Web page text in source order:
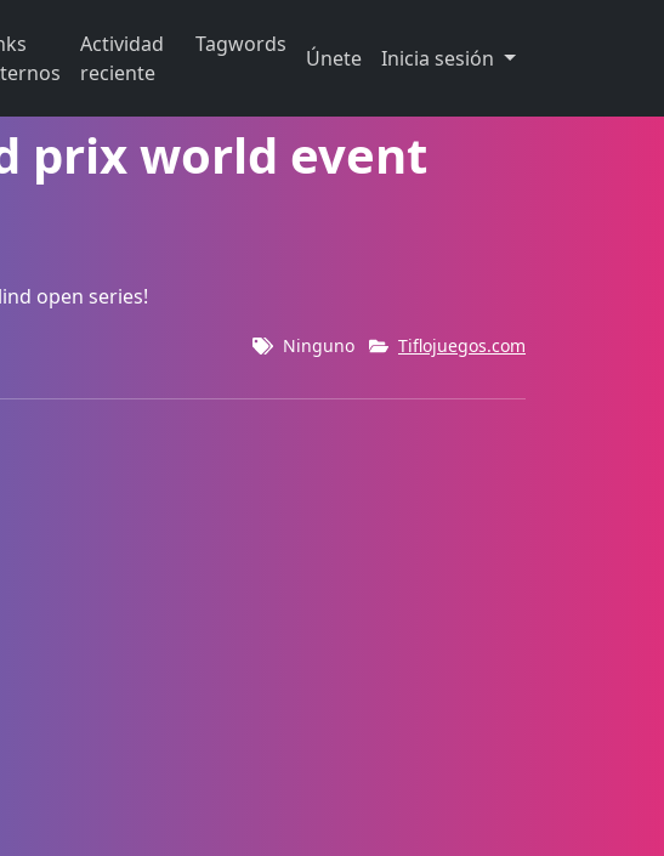
Actividad
reciente
Tagwords
Únete Inicia sesión
prix world event
open series!
Ninguno Tiflojuegos.com